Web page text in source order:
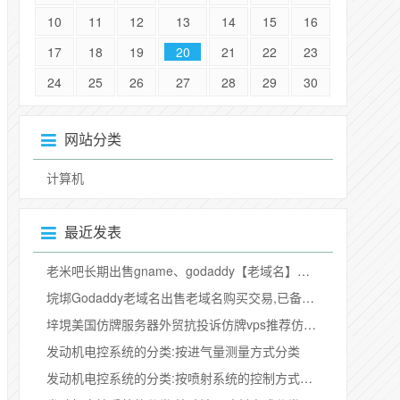
10 11 12 13 14 15
16
17
18 19 20 21 22
23
24
25 26 27 28 29 30
网站分类
计算机
最近发表
老米吧长期出售gname、godaddy【老域名】【ba域名】
垸垹Godaddy老域名出售老域名购买交易,已备案域名权重高pr域名,百度搜狗收录域名外链反链
垶垷美国仿牌服务器外贸抗投诉仿牌vps推荐仿牌空间主机,国外欧洲荷兰免投诉防投诉空间
发动机电控系统的分类:按进气量测量方式分类
发动机电控系统的分类:按喷射系统的控制方式分类